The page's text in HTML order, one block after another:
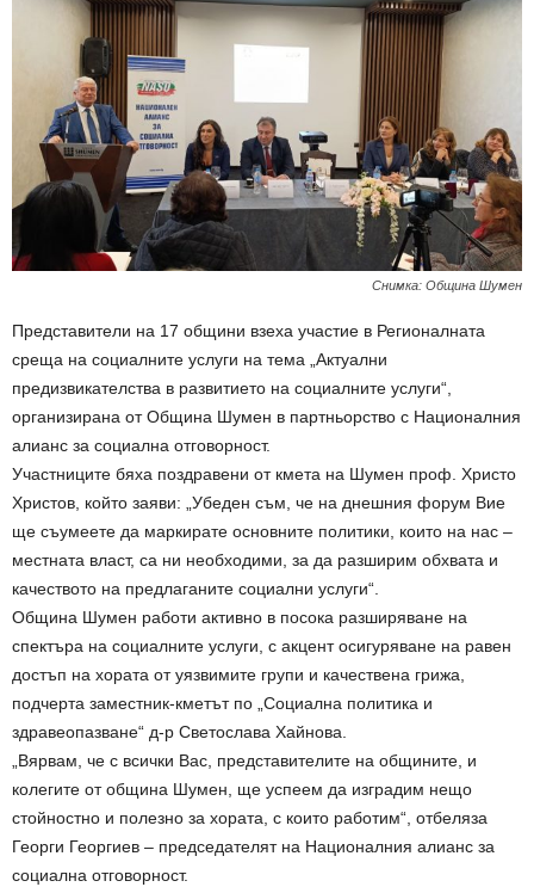
Снимка: Община Шумен
Представители на 17 общини взеха участие в Регионалната
среща на социалните услуги на тема „Актуални
предизвикателства в развитието на социалните услуги“,
организирана от Община Шумен в партньорство с Националния
алианс за социална отговорност.
Участниците бяха поздравени от кмета на Шумен проф. Христо
Христов, който заяви: „Убеден съм, че на днешния форум Вие
ще съумеете да маркирате основните политики, които на нас –
местната власт, са ни необходими, за да разширим обхвата и
качеството на предлаганите социални услуги“.
Община Шумен работи активно в посока разширяване на
спектъра на социалните услуги, с акцент осигуряване на равен
достъп на хората от уязвимите групи и качествена грижа,
подчерта заместник-кметът по „Социална политика и
здравеопазване“ д-р Светослава Хайнова.
„Вярвам, че с всички Вас, представителите на общините, и
колегите от община Шумен, ще успеем да изградим нещо
стойностно и полезно за хората, с които работим“, отбеляза
Георги Георгиев – председателят на Националния алианс за
социална отговорност.